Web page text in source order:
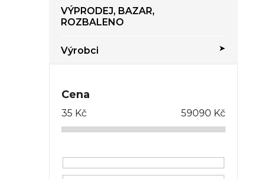
VÝPRODEJ, BAZAR,
ROZBALENO
Výrobci
Cena
35 Kč 59090 Kč